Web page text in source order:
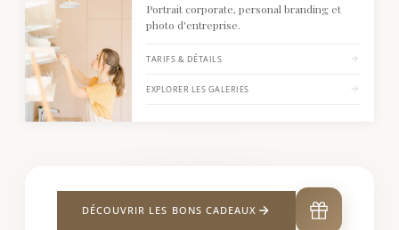
Portrait corporate, personal branding et
photo d'entreprise.
TARIFS & DÉTAILS
EXPLORER LES GALERIES
DÉCOUVRIR LES BONS CADEAUX